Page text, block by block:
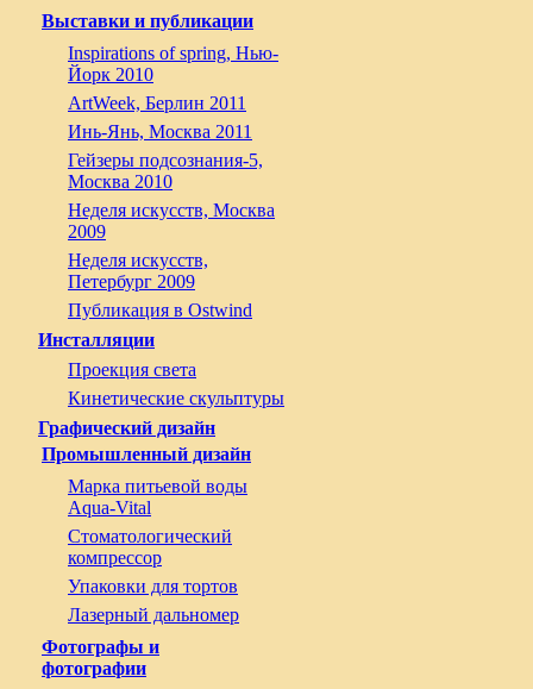
Выставки и публикации
Inspirations of spring, Нью-
Йорк 2010
ArtWeek, Берлин 2011
Инь-Янь, Москва 2011
Гейзеры подсознания-5,
Москва 2010
Неделя искусств, Москва
2009
Неделя искусств,
Петербург 2009
Публикация в Ostwind
Инсталляции
Проекция света
Кинетические скульптуры
Графический дизайн
Промышленный дизайн
Марка питьевой воды
Aqua-Vital
Стоматологический
компрессор
Упаковки для тортов
Лазерный дальномер
Фотографы и
фотографии